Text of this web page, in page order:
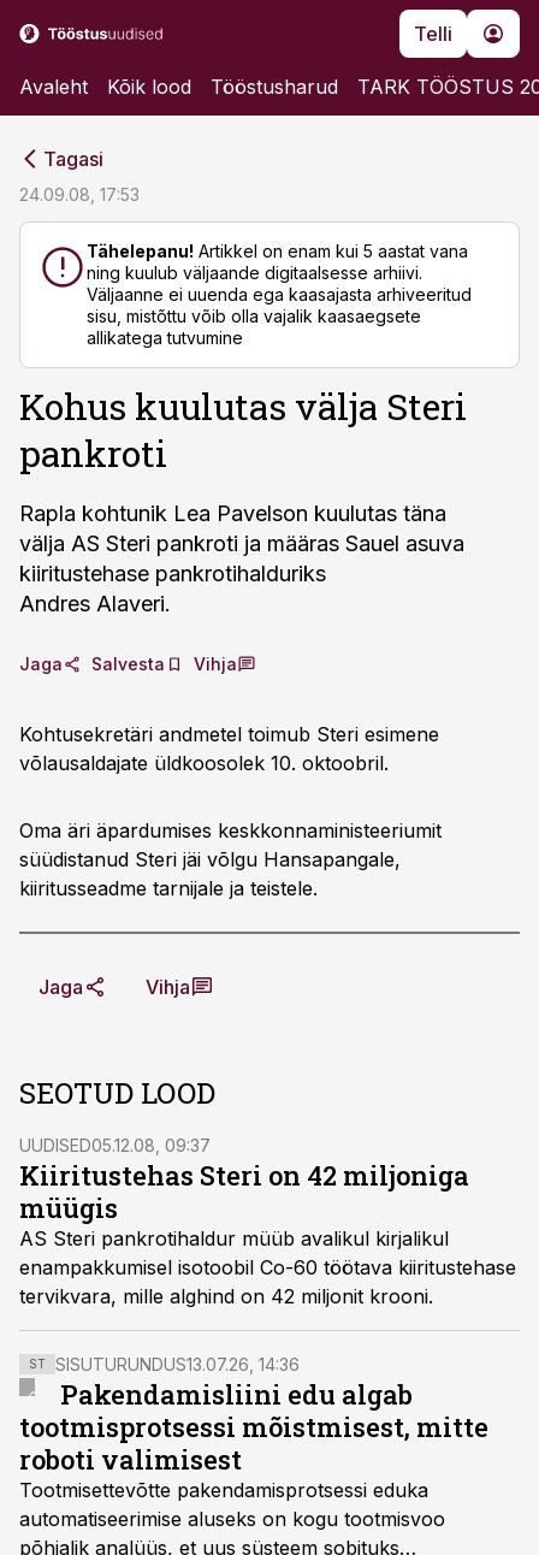
Telli
Avaleht Kõik lood Tööstusharud TARK TÖÖSTUS
Tagasi
24.09.08, 17:53
Tähelepanu! Artikkel on enam kui 5 aastat vana
ning kuulub väljaande digitaalsesse arhiivi.
Väljaanne ei uuenda ega kaasajasta arhiveeritud
sisu, mistõttu võib olla vajalik kaasaegsete
allikatega tutvumine
Kohus kuulutas välja Steri
pankroti
Rapla kohtunik Lea Pavelson kuulutas täna
välja AS Steri pankroti ja määras Sauel asuva
kiiritustehase pankrotihalduriks
Andres Alaveri.
Jaga Salvesta Vihja
Kohtusekretäri andmetel toimub Steri esimene
võlausaldajate üldkoosolek 10. oktoobril.
Oma äri äpardumises keskkonnaministeeriumit
süüdistanud Steri jäi võlgu Hansapangale,
kiiritusseadme tarnijale ja teistele.
Jaga Vihja
SEOTUD LOOD
UUDISED05.12.08, 09:37
Kiiritustehas Steri on 42 miljoniga
müügis
AS Steri pankrotihaldur müüb avalikul kirjalikul
enampakkumisel isotoobil Co-60 töötava kiiritustehase
tervikvara, mille alghind on 42 miljonit krooni.
ST SISUTURUNDUS13.07.26, 14:36
Pakendamisliini edu algab
tootmisprotsessi mõistmisest, mitte
roboti valimisest
Tootmisettevõtte pakendamisprotsessi eduka
automatiseerimise aluseks on kogu tootmisvoo
põhjalik analüüs, et uus süsteem sobituks